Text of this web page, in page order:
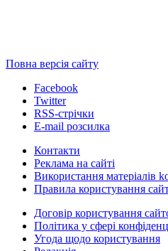
Повна версія сайту
Facebook
Twitter
RSS-стрічки
E-mail розсилка
Контакти
Реклама на сайті
Використання матеріалів
Правила користування
Договір користування
Політика у сфері
Угода щодо користування